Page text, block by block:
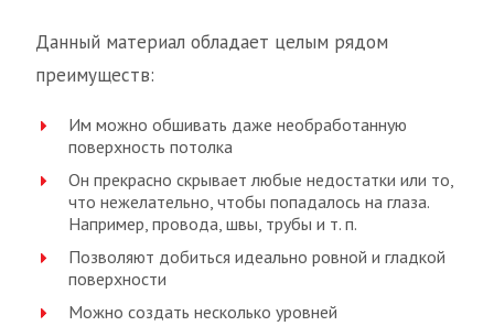
Данный материал обладает целым рядом
преимуществ:
Им можно обшивать даже необработанную
поверхность потолка
Он прекрасно скрывает любые недостатки или то,
что нежелательно, чтобы попадалось на глаза.
Например, провода, швы, трубы и т. п.
Позволяют добиться идеально ровной и гладкой
поверхности
Можно создать несколько уровней